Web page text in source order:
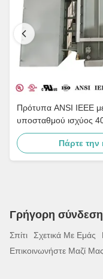
Πρότυπα ANSI IEEE
υποσταθμού ισχύος
τα κάτω 44 KV σε
Πάρτε την
Γρήγορη σύνδεση
Σπίτι Σχετικά Με Εμάς
Επικοινωνήστε Μαζί Μας